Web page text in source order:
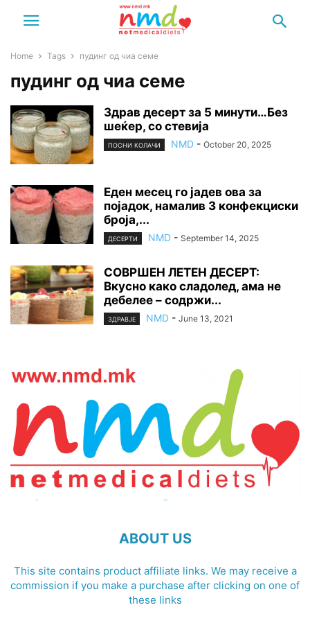
Home Tags пудинг од чиа семе
пудинг од чиа семе
Здрав десерт за 5 минути…Без
шеќер, со стевија
ПОСНИ КОЛАЧИ NMD - October 20, 2025
Еден месец го јадев ова за
појадок, намалив 3 конфекциски
броја,...
ДЕСЕРТИ NMD - September 14, 2025
СОВРШЕН ЛЕТЕН ДЕСЕРТ:
Вкусно како сладолед, ама не
дебелее – содржи...
ЗДРАВЈЕ NMD - June 13, 2021
ABOUT US
This site contains product affiliate links. We may receive a
commission if you make a purchase after clicking on one of
these links